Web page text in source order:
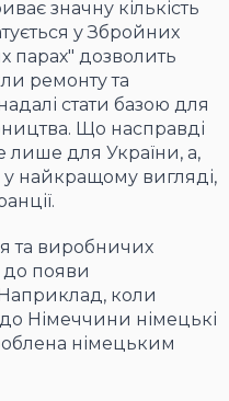
значну кількість
у Збройних
парах" дозволить
ремонту та
стати базою для
Що насправді
лише для України, а,
найкращому вигляді,
та виробничих
появи
коли
Німеччини німецькі
німецьким